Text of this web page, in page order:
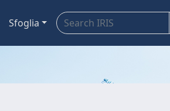
Sfoglia